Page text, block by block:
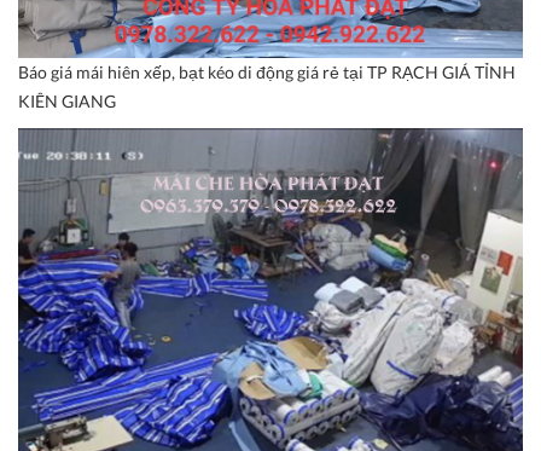
Báo giá mái hiên xếp, bạt kéo di động giá rẻ tại TP RẠCH GIÁ TỈNH
KIÊN GIANG